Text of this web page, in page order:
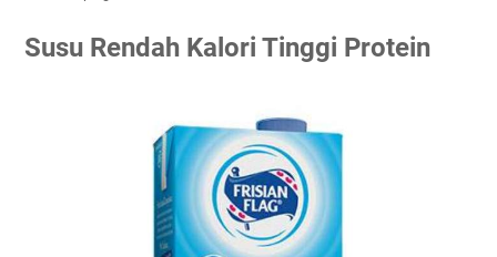
Susu Rendah Kalori Tinggi Protein